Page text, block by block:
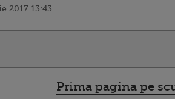
2017 13:43
Prima pagina pe